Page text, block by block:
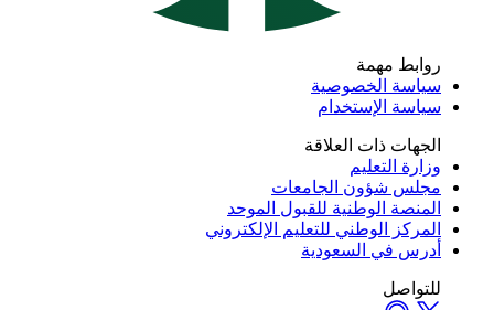
مهمة
الخصوصية
الإستخدام
ذات العلاقة
التعليم
شؤون الجامعات
الوطنية للقبول الموحد
الوطني للتعليم الإلكتروني
في السعودية